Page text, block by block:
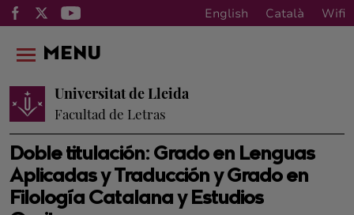
English Català Wifi
Doble titulación: Grado en Lenguas
Aplicadas y Traducción y Grado en
Filología Catalana y Estudios
Universitat de Lleida
Facultad de Letras
MENU